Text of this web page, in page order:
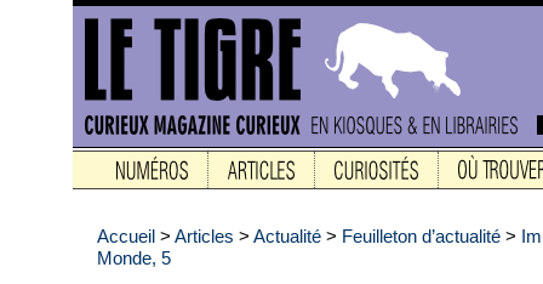
Accueil > Articles > Actualité > Feuilleton d’actualité >
Monde, 5